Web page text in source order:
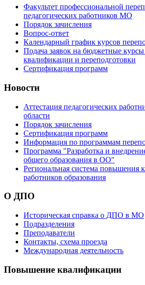
Факультет профессиональной
педагогических работников МО
Порядок зачисления
Вопрос-ответ
Календарный график курсов
Подача заявок на бюджетные
квалификации и переподготовки
Сертификация программ
Новости
Аттестация педагогических
области
Порядок зачисления
Сертификация программ
Информация по программам
Программа "Разработка и
общего образования в ОО"
Региональная система повышения
работников образования
О ДПО
Историческая справка о ДПО в МО
Подразделения
Преподаватели
Контакты, схема проезда
Международная деятельность
Повышение квалификации